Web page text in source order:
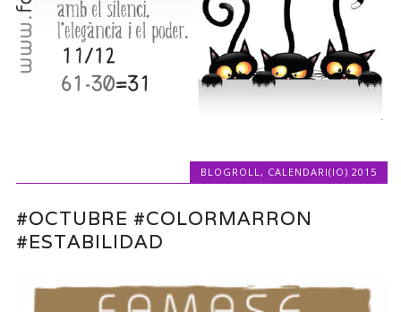
BLOGROLL , CALENDARI(IO) 2015
#OCTUBRE #COLORMARRON
#ESTABILIDAD